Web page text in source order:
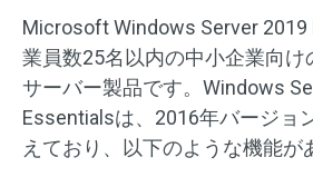
Microsoft Windows Server
業員数25名以内の中小企業向け
サーバー製品です。Windows
Essentialsは、2016年バージョ
えており、以下のような機能が